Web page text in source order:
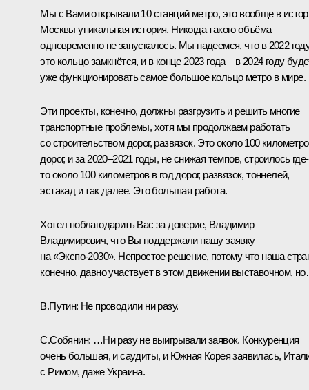
Мы с Вамиоткрывали10 станций метро, это вообще в
Москвы уникальная история. Никогда такого объёма
одновременно не запускалось. Мы надеемся, что в 2022
это кольцо замкнётся, и в конце 2023 года ‒ в 2024 году
уже функционировать самое большое кольцо метро в мире.
Эти проекты, конечно, должны разгрузить и решить многие
транспортные проблемы, хотя мы продолжаем работать
со строительством дорог, развязок. Это около 100
дорог, и за 2020‒2021 годы, не снижая темпов, строилось где-
то около 100 километров в год дорог, развязок, тоннелей,
эстакад и так далее. Это большая работа.
Хотел поблагодарить Вас за доверие, Владимир
Владимирович, что Вы поддержали нашу заявку
на «Экспо-2030». Непростое решение, потому что наша
конечно, давно участвует в этом движении выставочном,
В.Путин: Не проводили ни разу.
С.Собянин: …Ни разу не выигрывали заявок. Конкуренция
очень большая, и саудиты, и Южная Корея заявилась,
с Римом, даже Украина.